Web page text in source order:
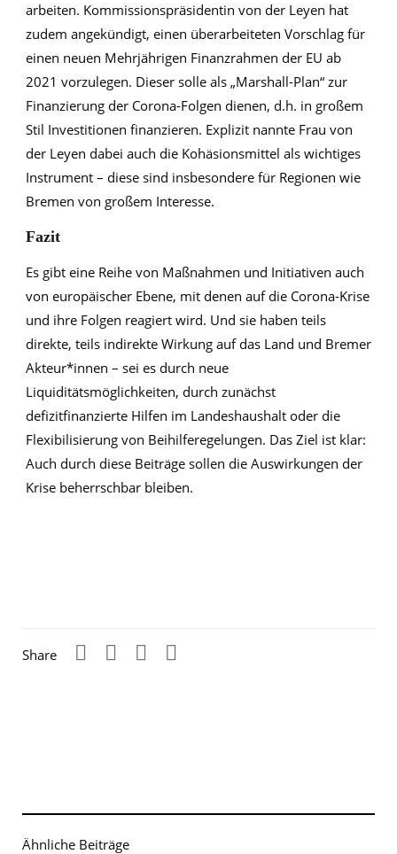
arbeiten. Kommissionspräsidentin von der Leyen hat
zudem angekündigt, einen überarbeiteten Vorschlag für
einen neuen Mehrjährigen Finanzrahmen der EU ab
2021 vorzulegen. Dieser solle als „Marshall-Plan“ zur
Finanzierung der Corona-Folgen dienen, d.h. in großem
Stil Investitionen finanzieren. Explizit nannte Frau von
der Leyen dabei auch die Kohäsionsmittel als wichtiges
Instrument – diese sind insbesondere für Regionen wie
Bremen von großem Interesse.
Fazit
Es gibt eine Reihe von Maßnahmen und Initiativen auch
von europäischer Ebene, mit denen auf die Corona-Krise
und ihre Folgen reagiert wird. Und sie haben teils
direkte, teils indirekte Wirkung auf das Land und Bremer
Akteur*innen – sei es durch neue
Liquiditätsmöglichkeiten, durch zunächst
defizitfinanzierte Hilfen im Landeshaushalt oder die
Flexibilisierung von Beihilferegelungen. Das Ziel ist klar:
Auch durch diese Beiträge sollen die Auswirkungen der
Krise beherrschbar bleiben.
Share
Ähnliche Beiträge